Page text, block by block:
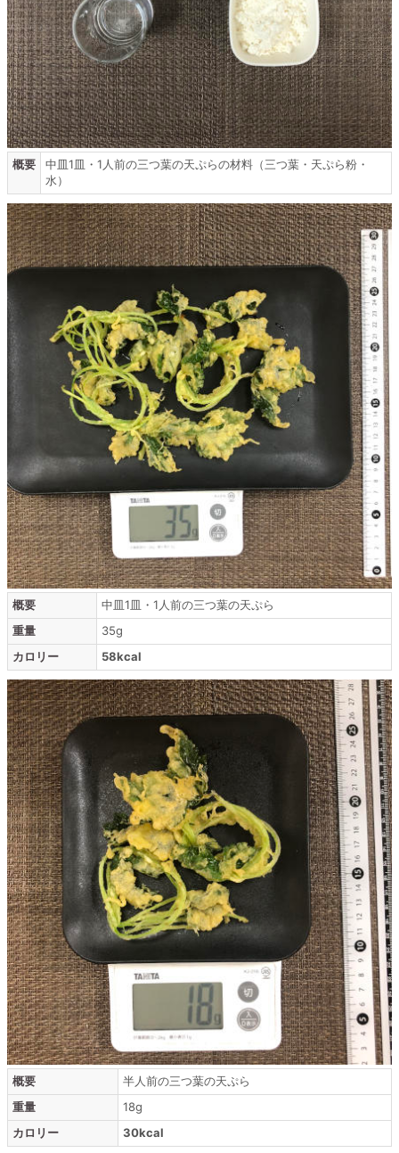
概要
中皿1皿・1人前の三つ葉の天ぷらの材料（三つ葉・天ぷら粉・
水）
概要
中皿1皿・1人前の三つ葉の天ぷら
重量
35g
カロリー
58kcal
概要
半人前の三つ葉の天ぷら
重量
18g
カロリー
30kcal